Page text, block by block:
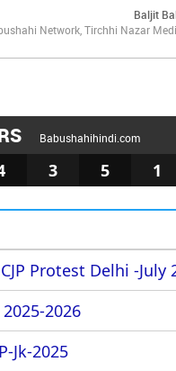
Baljit
Network, Tirchhi Nazar
Babushahihindi.com
3 5 1
Protest Delhi -July
2026
Jk-2025